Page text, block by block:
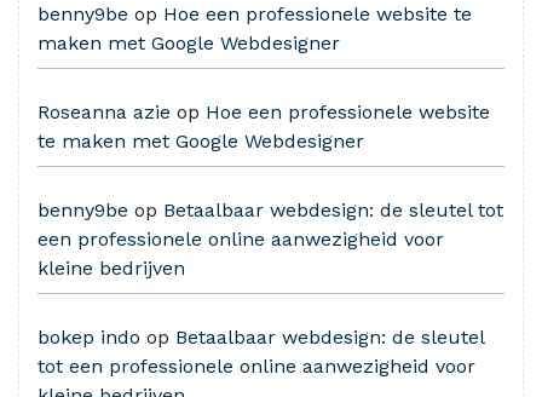
benny9be op Hoe een professionele website te
maken met Google Webdesigner
Roseanna azie op Hoe een professionele website
te maken met Google Webdesigner
benny9be op Betaalbaar webdesign: de sleutel tot
een professionele online aanwezigheid voor
kleine bedrijven
bokep indo op Betaalbaar webdesign: de sleutel
tot een professionele online aanwezigheid voor